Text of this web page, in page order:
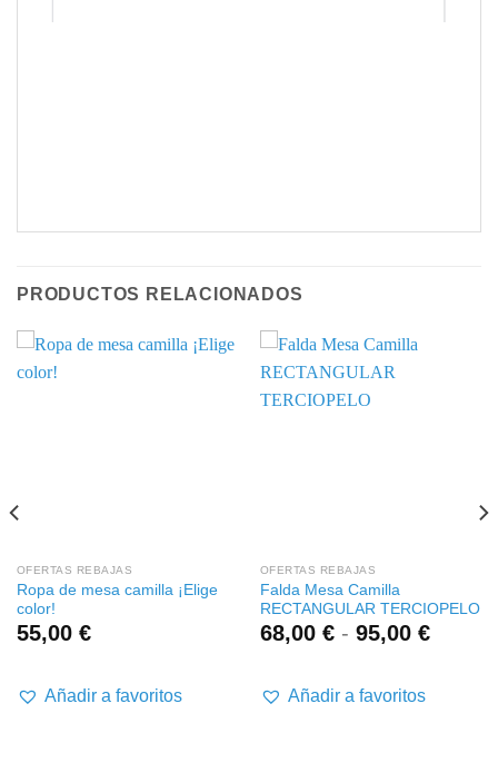
PRODUCTOS RELACIONADOS
OFERTAS REBAJAS
Ropa de mesa camilla ¡Elige
color!
55,00 €
Añadir a favoritos
OFERTAS REBAJAS
Falda Mesa Camilla
RECTANGULAR TERCIOPELO
68,00 € - 95,00 €Rango
Añadir a favoritos